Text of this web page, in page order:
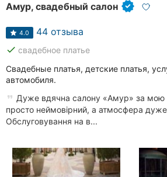
Киев
Харьков
Днепр
Львов
Рог
Николаев
Амур, свадебный салон
4.0 44 отзыва
done свадебное платье
Свадебные платья, детские платья,
автомобиля.
Дуже вдячна салону «Амур» за мою
просто неймовірний, а атмосфера
Обслуговування на в...